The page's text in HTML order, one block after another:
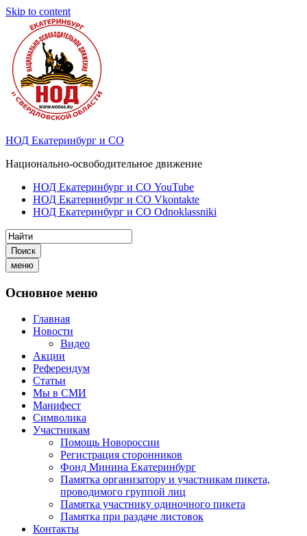
Skip to content
НОД Екатеринбург и СО
Национально-освободительное движение
НОД Екатеринбург и СО YouTube
НОД Екатеринбург и СО Vkontakte
НОД Екатеринбург и СО Odnoklassniki
Поиск
меню
Основное меню
Главная
Новости
Видео
Акции
Референдум
Статьи
Мы в СМИ
Манифест
Символика
Участникам
Помощь Новороссии
Регистрация сторонников
Фонд Минина Екатеринбург
Памятка организатору и участникам пикета,
проводимого группой лиц
Памятка участнику одиночного пикета
Памятка при раздаче листовок
Контакты